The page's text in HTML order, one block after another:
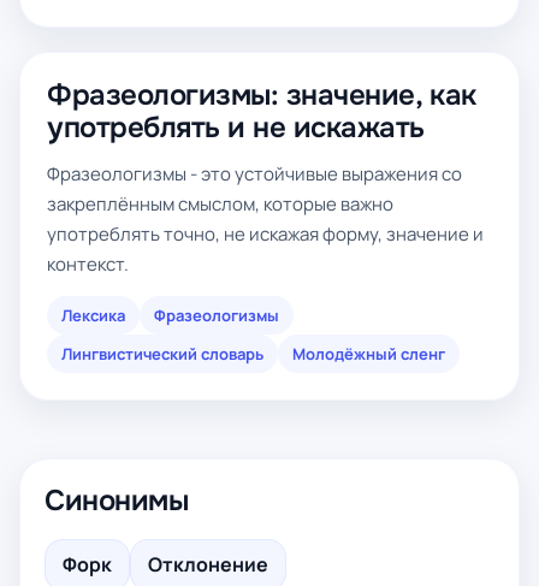
Фразеологизмы: значение, как
употреблять и не искажать
Фразеологизмы - это устойчивые выражения со
закреплённым смыслом, которые важно
употреблять точно, не искажая форму, значение и
контекст.
Лексика
Фразеологизмы
Лингвистический словарь
Молодёжный сленг
Синонимы
Форк Отклонение